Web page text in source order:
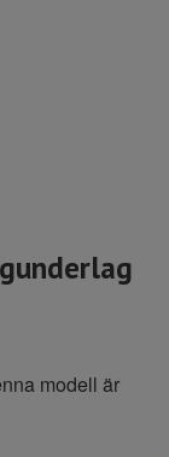
modell är